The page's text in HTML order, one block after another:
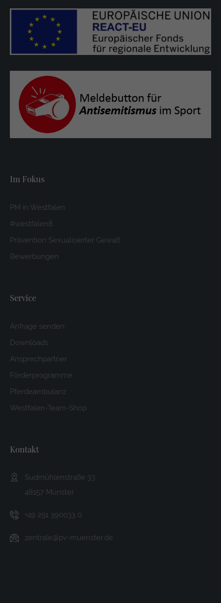
Im Fokus
PM in Westfalen
#westfalen8
Prävention Sexualisierter Gewalt
Bewerbungen
Service
Anfrage senden
Downloads
Ansprechpartner
Förderprogramme
Pferdeambulanz
Westfalen-Team-Shop
Kontakt
Sudmühlenstraße 33
48157 Münster
+49 251 390033 0
zentrale@pv-muenster.de